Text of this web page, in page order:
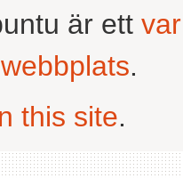
är ett
.
this site.